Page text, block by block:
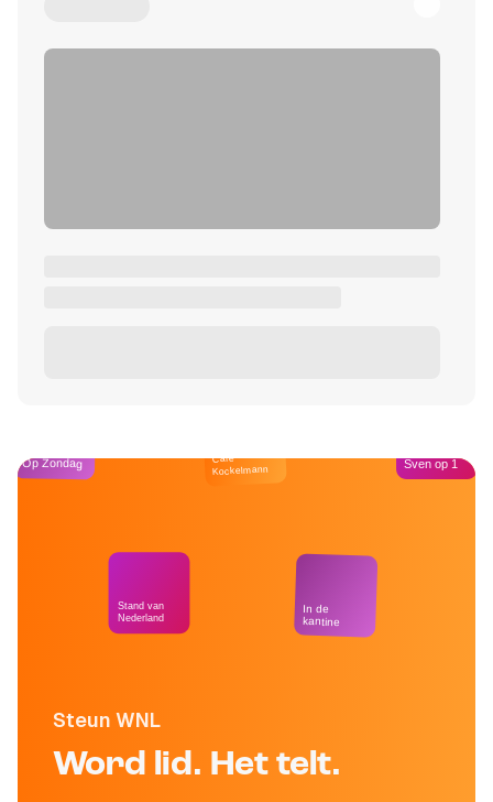
Steun WNL
Word lid. Het telt.
Op Zondag
Stand van
Nederland
Café
Kockelmann
In de
kantine
Sven op 1